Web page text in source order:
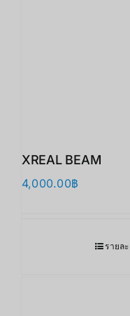
XREAL BEAM
4,000.00฿
รายล